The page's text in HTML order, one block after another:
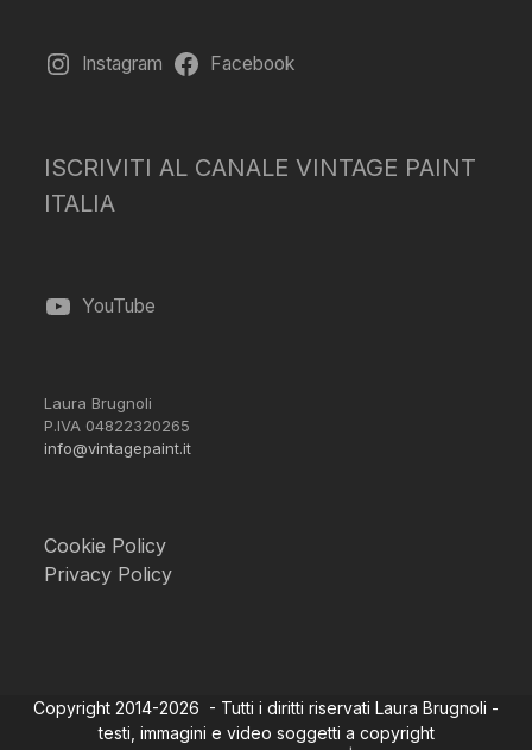
Instagram Facebook
ISCRIVITI AL CANALE VINTAGE PAINT
ITALIA
YouTube
Laura Brugnoli
P.IVA 04822320265
info@vintagepaint.it
Cookie Policy
Privacy Policy
Copyright 2014-2026 - Tutti i diritti riservati Laura Brugnoli -
testi, immagini e video soggetti a copyright